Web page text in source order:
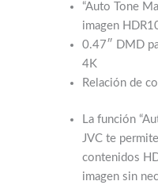
“Auto Tone
imagen
0.47″ DMD
4K
Relación de
La función
JVC te
contenidos
imagen sin